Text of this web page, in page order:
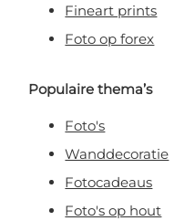
Fineart prints
Foto op forex
Populaire thema’s
Foto's
Wanddecoratie
Fotocadeaus
Foto's op hout